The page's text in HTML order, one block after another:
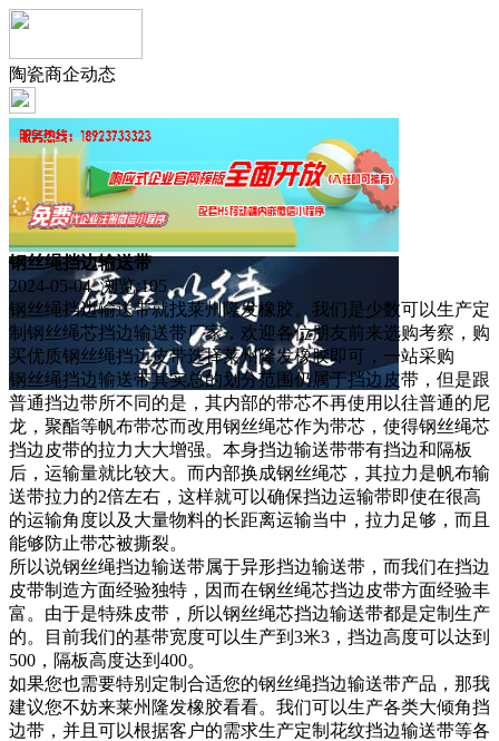
陶瓷商企动态
钢丝绳挡边输送带
2024-05-04 浏览:105
钢丝绳挡边输送带就找莱州隆发橡胶。我们是少数可以生产定
制钢丝绳芯挡边输送带厂家，欢迎各位朋友前来选购考察，购
买优质钢丝绳挡边皮带选择莱州隆发橡胶即可，一站采购
钢丝绳挡边输送带其实总的划分范围仍属于挡边皮带，但是跟
普通挡边带所不同的是，其内部的带芯不再使用以往普通的尼
龙，聚酯等帆布带芯而改用钢丝绳芯作为带芯，使得钢丝绳芯
挡边皮带的拉力大大增强。本身挡边输送带带有挡边和隔板
后，运输量就比较大。而内部换成钢丝绳芯，其拉力是帆布输
送带拉力的2倍左右，这样就可以确保挡边运输带即使在很高
的运输角度以及大量物料的长距离运输当中，拉力足够，而且
能够防止带芯被撕裂。
所以说钢丝绳挡边输送带属于异形挡边输送带，而我们在挡边
皮带制造方面经验独特，因而在钢丝绳芯挡边皮带方面经验丰
富。由于是特殊皮带，所以钢丝绳芯挡边输送带都是定制生产
的。目前我们的基带宽度可以生产到3米3，挡边高度可以达到
500，隔板高度达到400。
如果您也需要特别定制合适您的钢丝绳挡边输送带产品，那我
建议您不妨来莱州隆发橡胶看看。我们可以生产各类大倾角挡
边带，并且可以根据客户的需求生产定制花纹挡边输送带等各